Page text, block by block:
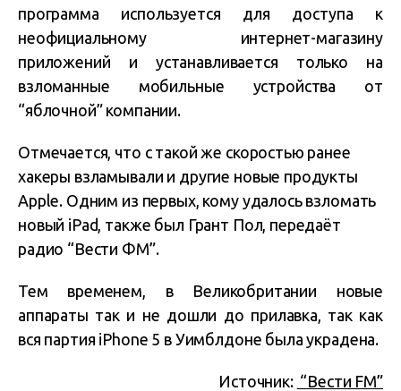
программа используется для доступа к
неофициальному интернет-магазину
приложений и устанавливается только на
взломанные мобильные устройства от
“яблочной” компании.
Отмечается, что с такой же скоростью ранее
хакеры взламывали и другие новые продукты
Apple. Одним из первых, кому удалось взломать
новый iPad, также был Грант Пол, передаёт
радио “Вести ФМ”.
Тем временем, в Великобритании новые
аппараты так и не дошли до прилавка, так как
вся партия iPhone 5 в Уимблдоне была украдена.
Источник: “Вести FM”